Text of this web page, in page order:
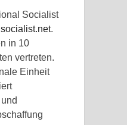
Socialist
.
in 10
vertreten.
Einheit